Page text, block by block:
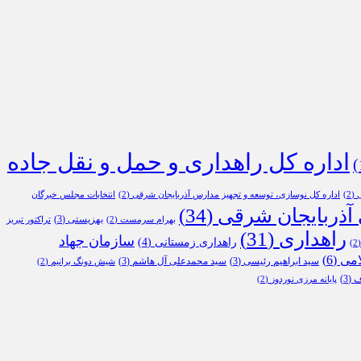
اداره کل راهداری و حمل و نقل جاده
(2) اداره کل نوسازی، توسعه و تجهیز مدارس آذربایجان شرقی (2) انتخابات مجلس خبرگان
آذربایجان شرقی (34) بهرام سرمست (2) بهزیستی (3) تراکتور تبریز
راهداری (31) راهداری زمستانی (4) سازمان جهاد
(6) سید ابراهیم رئیسی (3) سید محمدعلی آل هاشم (3) شیش دونگ برانیم (2)
(3) پایانه مرزی نوردوز (2)